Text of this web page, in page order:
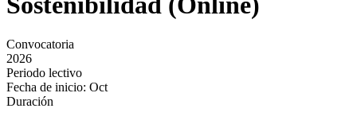
Convocatoria
2026
Periodo lectivo
Fecha de inicio: Oct
Duración